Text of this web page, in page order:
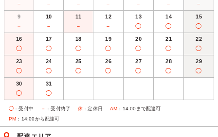
－ － － － － － －
9
－
10
－
11
－
12
－
13
◯
14
◯
15
◯
16
◯
17
◯
18
◯
19
◯
20
◯
21
◯
22
◯
23
◯
24
◯
25
◯
26
◯
27
◯
28
◯
29
◯
30
◯
31
◯
◯ ：受付中 － ：受付終了 休 ：定休日 AM ：14:00まで配達可
PM ：14:00から配達可